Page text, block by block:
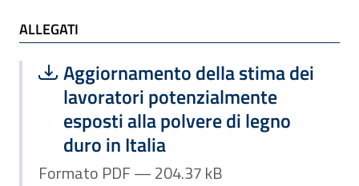
ALLEGATI
Scarica file:
Aggiornamento della stima dei
lavoratori potenzialmente
esposti alla polvere di legno
duro in Italia
Formato PDF — Dimensione 204.37 kB
Formato PDF — 204.37 kB